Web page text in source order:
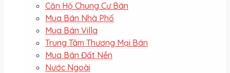
Căn Hộ Chung Cư Bán
Mua Bán Nhà Phố
Mua Bán Villa
Trung Tâm Thương Mại Bán
Mua Bán Đất Nền
Nước Ngoài